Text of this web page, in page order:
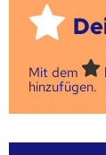
Mit dem
hinzufügen.